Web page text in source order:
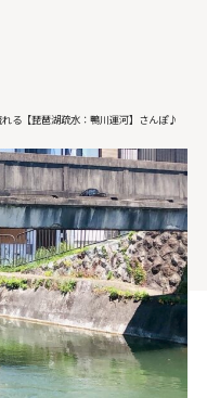
る【琵琶湖疏水：鴨川運河】さんぽ♪